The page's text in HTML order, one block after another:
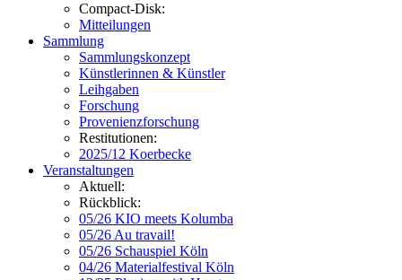
Compact-Disk:
Mitteilungen
Sammlung
Sammlungskonzept
Künstlerinnen & Künstler
Leihgaben
Forschung
Provenienzforschung
Restitutionen:
2025/12 Koerbecke
Veranstaltungen
Aktuell:
Rückblick:
05/26 KIO meets Kolumba
05/26 Au travail!
05/26 Schauspiel Köln
04/26 Materialfestival Köln